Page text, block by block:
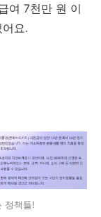
여 7천만 원 이
요.
정책들!